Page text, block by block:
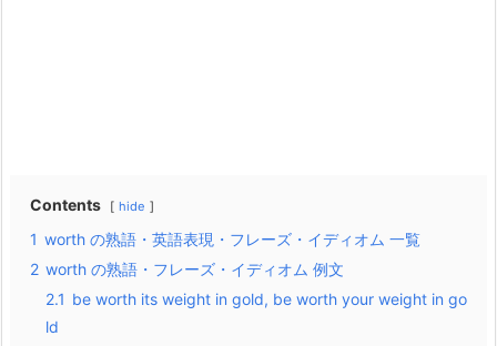
Contents hide
1 worth の熟語・英語表現・フレーズ・イディオム 一覧
2 worth の熟語・フレーズ・イディオム 例文
2.1 be worth its weight in gold, be worth your weight in go
ld